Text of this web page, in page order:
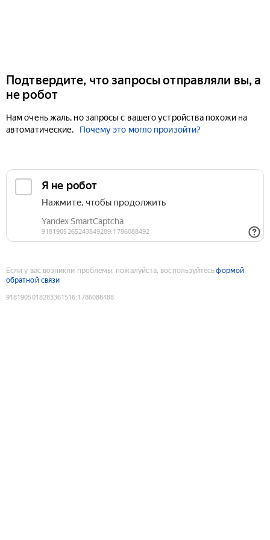
Подтвердите, что запросы отправляли вы, а
не робот
Нам очень жаль, но запросы с вашего устройства похожи на
автоматические.
Почему это могло произойти?
Если у вас возникли проблемы, пожалуйста, воспользуйтесьформой
обратной связи
9181905018283361516:1786088488